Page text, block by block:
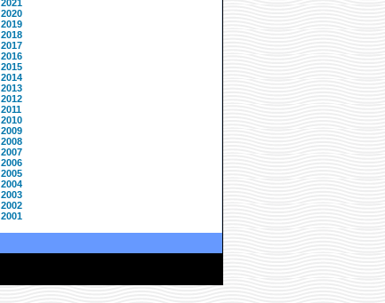
2021
2020
2019
2018
2017
2016
2015
2014
2013
2012
2011
2010
2009
2008
2007
2006
2005
2004
2003
2002
2001